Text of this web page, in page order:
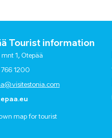
Tourist information
mnt 1, Otepää
766 1200
map for tourist